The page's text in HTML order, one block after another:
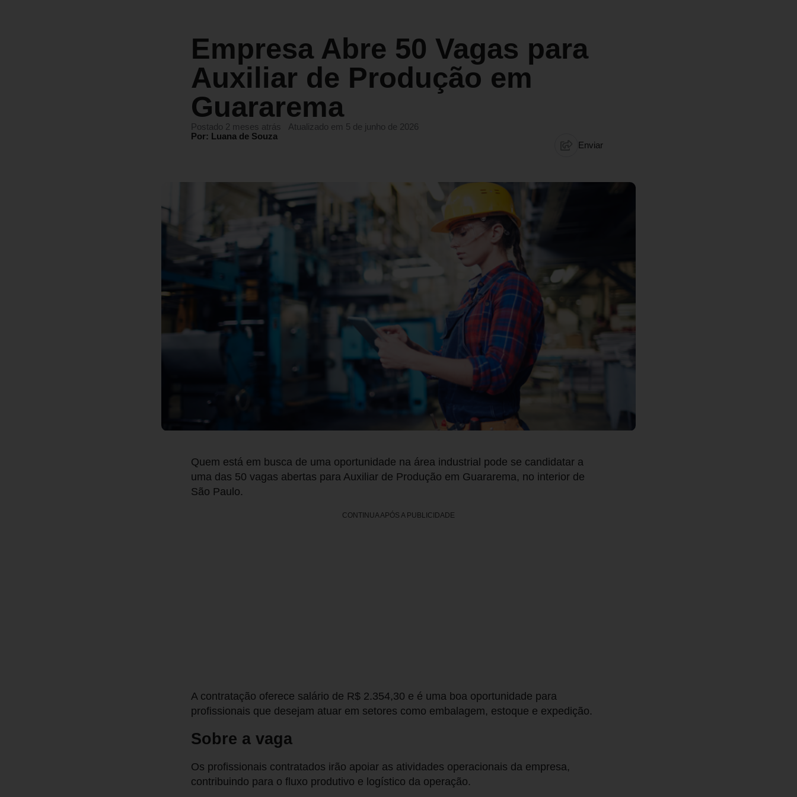
Empresa Abre 50 Vagas para
Auxiliar de Produção em
Guararema
Postado 2 meses atrás
Atualizado em 5 de junho de 2026
Por: Luana de Souza
Enviar
Quem está em busca de uma oportunidade na área industrial pode se candidatar a
uma das 50 vagas abertas para Auxiliar de Produção em Guararema, no interior de
São Paulo.
CONTINUA APÓS A PUBLICIDADE
A contratação oferece salário de R$ 2.354,30 e é uma boa oportunidade para
profissionais que desejam atuar em setores como embalagem, estoque e expedição.
Sobre a vaga
Os profissionais contratados irão apoiar as atividades operacionais da empresa,
contribuindo para o fluxo produtivo e logístico da operação.